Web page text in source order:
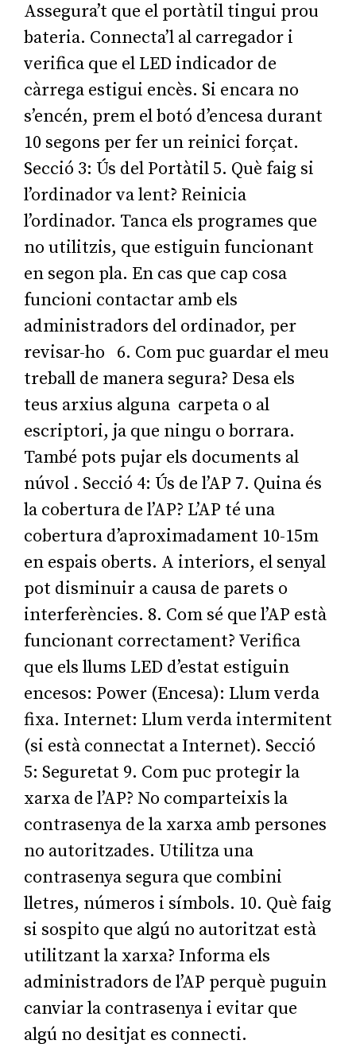
Assegura’t que el portàtil tingui prou
bateria. Connecta’l al carregador i
verifica que el LED indicador de
càrrega estigui encès. Si encara no
s’encén, prem el botó d’encesa durant
10 segons per fer un reinici forçat.
Secció 3: Ús del Portàtil 5. Què faig si
l’ordinador va lent? Reinicia
l’ordinador. Tanca els programes que
no utilitzis, que estiguin funcionant
en segon pla. En cas que cap cosa
funcioni contactar amb els
administradors del ordinador, per
revisar-ho 6. Com puc guardar el meu
treball de manera segura? Desa els
teus arxius alguna carpeta o al
escriptori, ja que ningu o borrara.
També pots pujar els documents al
núvol . Secció 4: Ús de l’AP 7. Quina és
la cobertura de l’AP? L’AP té una
cobertura d’aproximadament 10-15m
en espais oberts. A interiors, el senyal
pot disminuir a causa de parets o
interferències. 8. Com sé que l’AP està
funcionant correctament? Verifica
que els llums LED d’estat estiguin
encesos: Power (Encesa): Llum verda
fixa. Internet: Llum verda intermitent
(si està connectat a Internet). Secció
5: Seguretat 9. Com puc protegir la
xarxa de l’AP? No comparteixis la
contrasenya de la xarxa amb persones
no autoritzades. Utilitza una
contrasenya segura que combini
lletres, números i símbols. 10. Què faig
si sospito que algú no autoritzat està
utilitzant la xarxa? Informa els
administradors de l’AP perquè puguin
canviar la contrasenya i evitar que
algú no desitjat es connecti.